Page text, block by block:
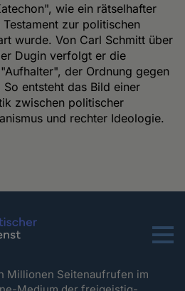
wie ein rätselhafter
zur politischen
wurde. Von Carl Schmitt über
Dugin verfolgt er die
der Ordnung gegen
entsteht das Bild einer
zwischen politischer
und rechter Ideologie.
Menu
Millionen Seitenaufrufen im